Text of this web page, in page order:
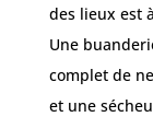
des lieux est
Une
complet de
et une